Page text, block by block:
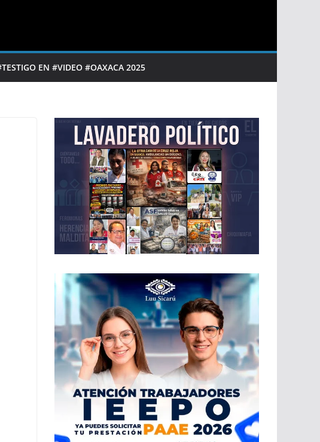
EN #VIDEO #OAXACA 2025